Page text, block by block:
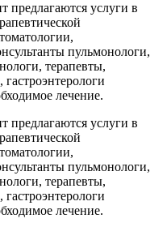
предлагаются услуги в
пульмонологи,
терапевты,
лечение.
предлагаются услуги в
пульмонологи,
терапевты,
лечение.